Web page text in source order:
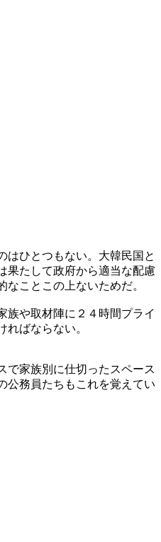
はひとつもない。大韓民国と
果たして政府から適当な配慮
ことこの上ないためだ。
族や取材陣に２４時間プライ
ばならない。
で家族別に仕切ったスペース
公務員たちもこれを覚えてい